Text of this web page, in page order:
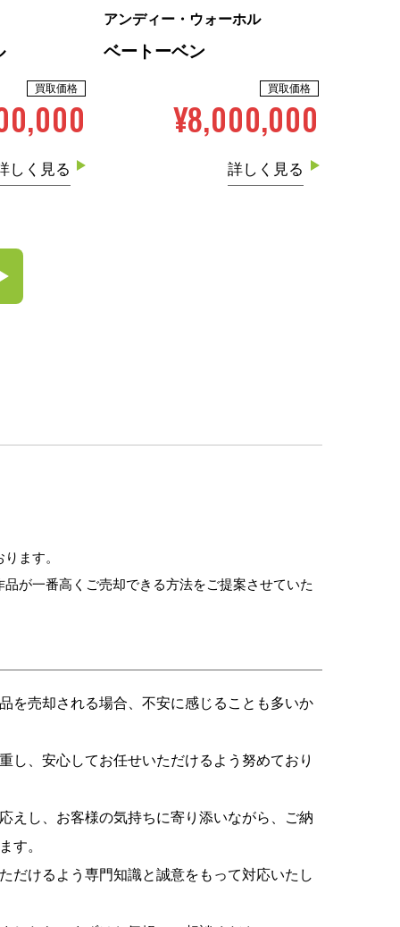
買取価格
しく見る
アンディー・ウォーホル
ベートーベン
買取価格
¥8,000,000
詳しく見る
ます。
が一番高くご売却できる方法をご提案させていた
を売却される場合、不安に感じることも多いか
し、安心してお任せいただけるよう努めており
えし、お客様の気持ちに寄り添いながら、ご納
す。
だけるよう専門知識と誠意をもって対応いたし